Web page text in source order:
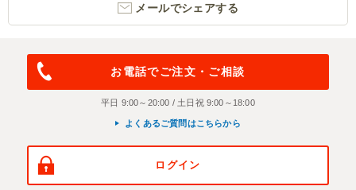
メールでシェアする
お電話でご注文・ご相談
平日 9:00～20:00 / 土日祝 9:00～18:00
よくあるご質問はこちらから
ログイン